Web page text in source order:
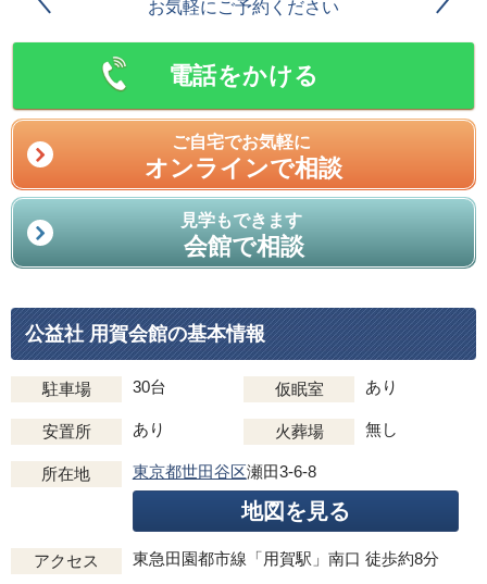
お気軽にご予約ください
電話をかける
ご自宅でお気軽に
オンラインで相談
見学もできます
会館で相談
公益社 用賀会館の基本情報
駐車場 30台 仮眠室 あり
安置所 あり 火葬場 無し
所在地 東京都世田谷区瀬田3-6-8
地図を見る
アクセス 東急田園都市線「用賀駅」南口 徒歩約8分